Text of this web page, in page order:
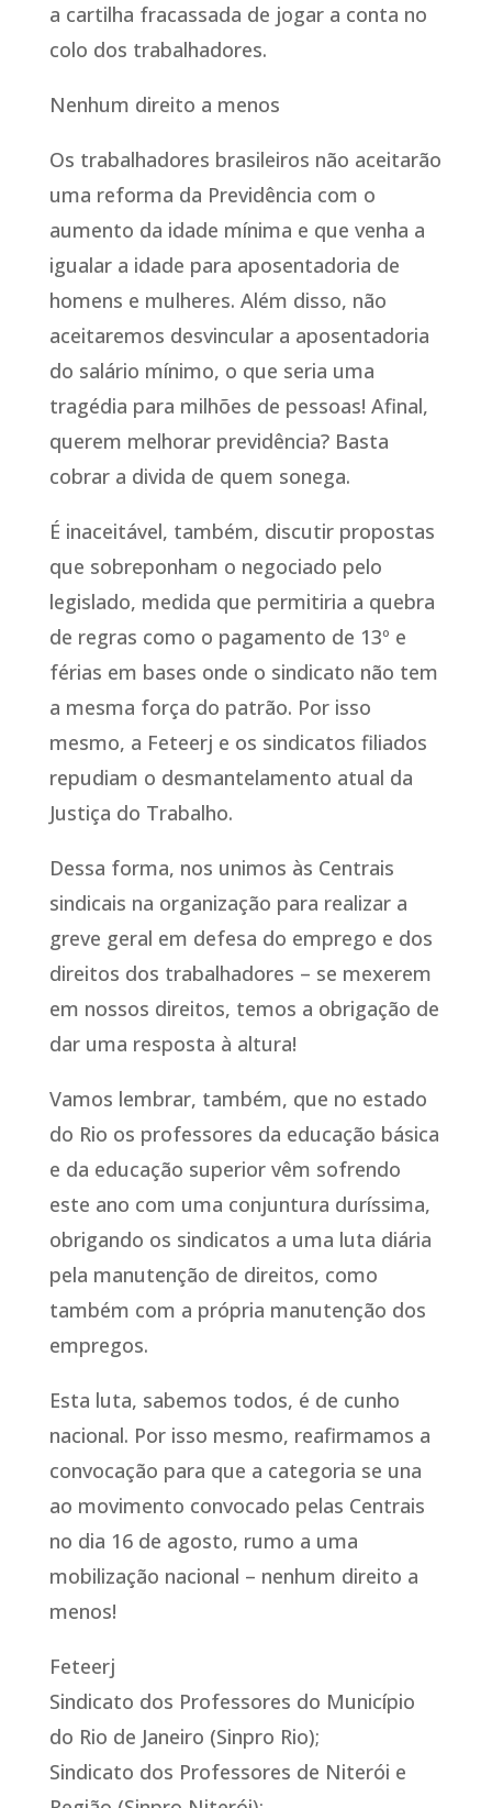
a cartilha fracassada de jogar a conta no
colo dos trabalhadores.
Nenhum direito a menos
Os trabalhadores brasileiros não aceitarão
uma reforma da Previdência com o
aumento da idade mínima e que venha a
igualar a idade para aposentadoria de
homens e mulheres. Além disso, não
aceitaremos desvincular a aposentadoria
do salário mínimo, o que seria uma
tragédia para milhões de pessoas! Afinal,
querem melhorar previdência? Basta
cobrar a divida de quem sonega.
É inaceitável, também, discutir propostas
que sobreponham o negociado pelo
legislado, medida que permitiria a quebra
de regras como o pagamento de 13º e
férias em bases onde o sindicato não tem
a mesma força do patrão. Por isso
mesmo, a Feteerj e os sindicatos filiados
repudiam o desmantelamento atual da
Justiça do Trabalho.
Dessa forma, nos unimos às Centrais
sindicais na organização para realizar a
greve geral em defesa do emprego e dos
direitos dos trabalhadores – se mexerem
em nossos direitos, temos a obrigação de
dar uma resposta à altura!
Vamos lembrar, também, que no estado
do Rio os professores da educação básica
e da educação superior vêm sofrendo
este ano com uma conjuntura duríssima,
obrigando os sindicatos a uma luta diária
pela manutenção de direitos, como
também com a própria manutenção dos
empregos.
Esta luta, sabemos todos, é de cunho
nacional. Por isso mesmo, reafirmamos a
convocação para que a categoria se una
ao movimento convocado pelas Centrais
no dia 16 de agosto, rumo a uma
mobilização nacional – nenhum direito a
menos!
Feteerj
Sindicato dos Professores do Município
do Rio de Janeiro (Sinpro Rio);
Sindicato dos Professores de Niterói e